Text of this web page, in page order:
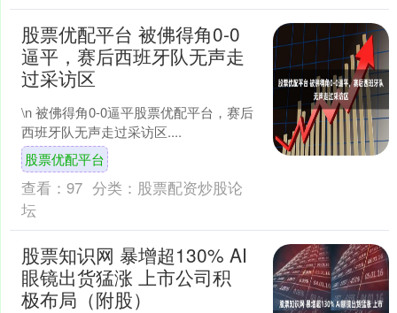
股票优配平台 被佛得角0-0
逼平，赛后西班牙队无声走
过采访区
\n 被佛得角0-0逼平股票优配平台，赛后
西班牙队无声走过采访区....
股票优配平台
查看： 97 分类： 股票配资炒股论
坛
股票知识网 暴增超130% AI
眼镜出货猛涨 上市公司积
极布局（附股）